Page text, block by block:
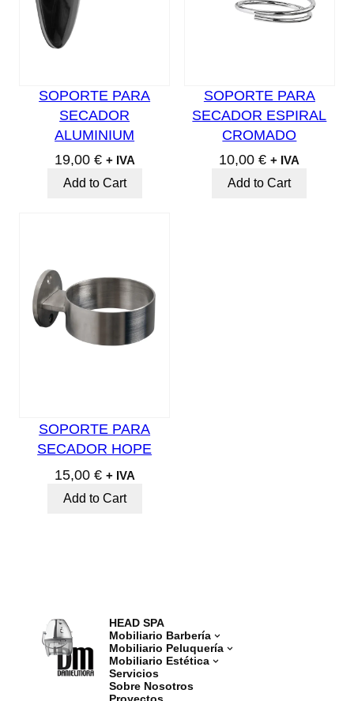
SOPORTE PARA
SECADOR
ALUMINIUM
19,00 € + IVA
Add to Cart
SOPORTE PARA
SECADOR ESPIRAL
CROMADO
10,00€ + IVA
Add to Cart
SOPORTE PARA
SECADOR HOPE
15,00 € + IVA
Add to Cart
HEAD SPA
Mobiliario Barbería
Mobiliario Peluquería
Mobiliario Estética
Servicios
Sobre Nosotros
Proyectos